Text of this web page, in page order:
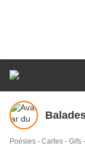
Poésies - Cartes -